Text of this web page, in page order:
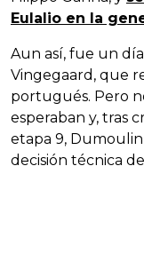
Eulalio en la
Aun así, fue un
Vingegaard, que
portugués. Pero
esperaban y, tras
etapa 9,
decisión técnica